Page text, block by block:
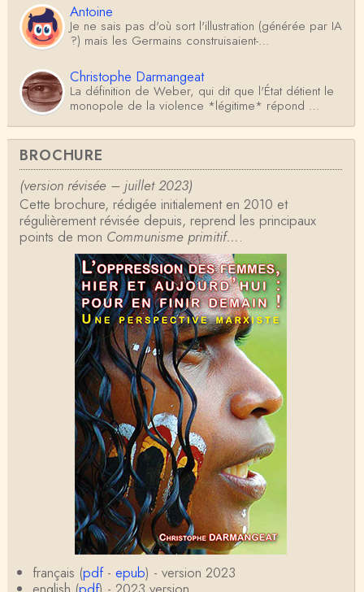
Antoine
Je ne sais pas d'où sort l'illustration (générée par IA
?) mais les Germains construisaient-…
Christophe Darmangeat
La définition de Weber, qui dit que l'État détient le
monopole de la violence *légitime* répond …
Anonymous
Formidable et complexe sujet ; l'ancien professeur
d'histoire que je suis, Alsacien de surcr…
Tangui Przybylowski
Concernant Fustel de Coulanges, j'ai le souvenir
d'avoir lu, il y a près de 10 ans, un autre…
Jean-Paul Demoule
L'Etat ayant donc le monopole de la violence légiti
me, comment interpréter la situation états-un…
Christophe Darmangeat
Je ne sais pas quelle est la couleur de ma ceintur
e, mais je suis bien d'accord avec vous sur le…
Christophe Darmangeat
C'est en effet un bon livre, tout à fait recommandab
le.
ChristianP
J'ai vu aujourd'hui que l'historienne Michelle Zancari
ni-Fournel a elle aussi écrit un e…
Nadine
Ce qui m’a déprimé quant à moi c’est de voir des
erreurs de raisonnement avec mon niveau ceinture
ja…
BROCHURE
(version révisée – juillet 2023)
Cette brochure, rédigée initialement en 2010 et
régulièrement révisée depuis, reprend les principaux
points de mon Communisme primitif….
français (pdf- epub) - version 2023